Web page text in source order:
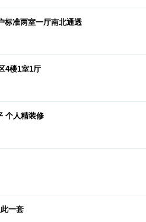
标准两室一厅南北通透
4楼1室1厅
个人精装修
一套